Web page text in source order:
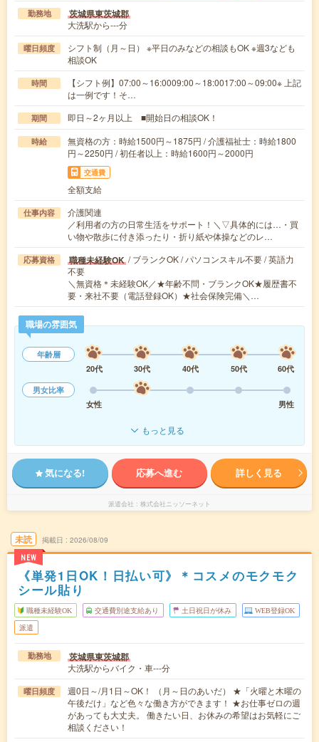
勤務地 茨城県東茨城郡
大洗駅から---分
曜日頻度
シフト制（月～日） ※平日のみなどの相談もOK ※週3なども
相談OK
時間
【シフト例】07:00～16:0009:00～18:0017:00～09:00※ 上記
は一例です！そ…
期間 即日～2ヶ月以上 ■開始日の相談OK！
時給
無資格の方：時給1500円～1875円 / 介護福祉士：時給1800
円～2250円 / 初任者以上：時給1600円～2000円
交通費
全額支給
仕事内容
介護関連
／利用者の方の日常生活をサポート！＼▽具体的には…・買
い物や散歩に付き添ったり・折り紙や体操などのレ…
応募資格 職種未経験OK / ブランクOK / パソコンスキル不要 / 英語力
不要
＼無資格＊未経験OK／★年齢不問・ブランクOK★履歴書不
要・来社不要（電話登録OK）★社会保険完備＼…
職場の雰囲気
年齢層
20代
30代 40代 50代
60代
男女比率
女性
男性
もっと見る
気になる! 応募へ進む 詳しく見る
派遣会社 株式会社ニッソーネット
未読
NEW
掲載日 2026/08/09
《単発1日OK！日払い可》＊コスメのモクモク
シール貼り
職種未経験OK 交通費別途支給あり 土日祝日が休み WEB登録OK
派遣
勤務地 茨城県東茨城郡
大洗駅からバイク・車---分
曜日頻度
週0日～/月1日～OK！ （月～日のあいだ） ★「火曜と木曜の
午後だけ」など色々な働き方ができます！ ★お仕事ゼロの週
があっても大丈夫。 働きたい日、お休みの希望はお気軽にご
相談ください！